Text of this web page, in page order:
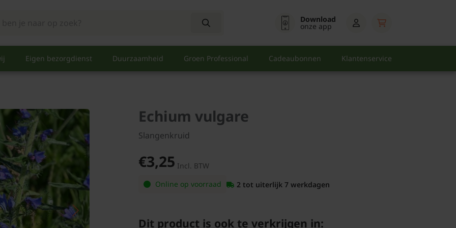
Download
onze app
Eigen bezorgdienst Duurzaamheid Groen Professional Cadeaubonnen Klantenservice
Echium vulgare
Slangenkruid
€3,25 Incl. BTW
Online op voorraad
2 tot uiterlijk 7 werkdagen
Dit product is ook te verkrijgen in: